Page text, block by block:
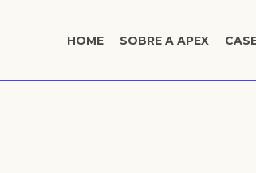
HOME SOBRE A APEX